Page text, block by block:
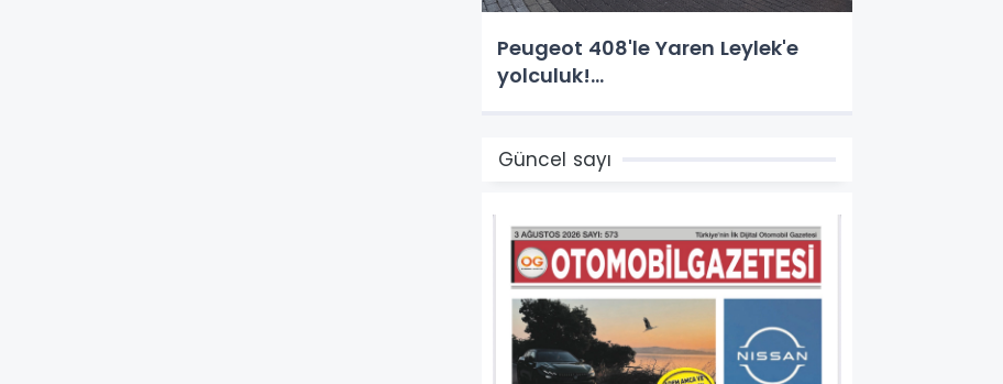
Peugeot 408'le Yaren Leylek'e
yolculuk!...
Güncel sayı